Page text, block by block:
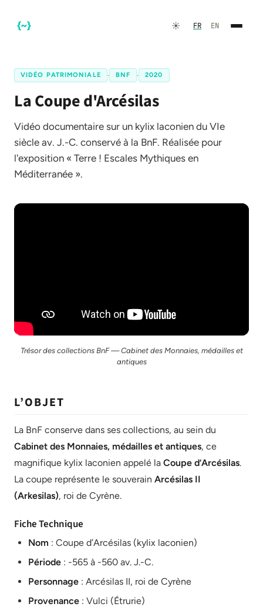
☀️ FR EN
FR EN
VIDÉO PATRIMONIALE · BNF · 2020
La Coupe d'Arcésilas
Vidéo documentaire sur un kylix laconien du VIe
siècle av. J.-C. conservé à la BnF. Réalisée pour
l'exposition « Terre ! Escales Mythiques en
Méditerranée ».
Trésor des collections BnF — Cabinet des Monnaies, médailles et
antiques
L’OBJET
La BnF conserve dans ses collections, au sein du
Cabinet des Monnaies, médailles et antiques, ce
magnifique kylix laconien appelé la Coupe d’Arcésilas.
La coupe représente le souverain Arcésilas II
(Arkesilas), roi de Cyrène.
Fiche Technique
Nom : Coupe d’Arcésilas (kylix laconien)
Période : -565 à -560 av. J.-C.
Personnage : Arcésilas II, roi de Cyrène
Provenance : Vulci (Étrurie)